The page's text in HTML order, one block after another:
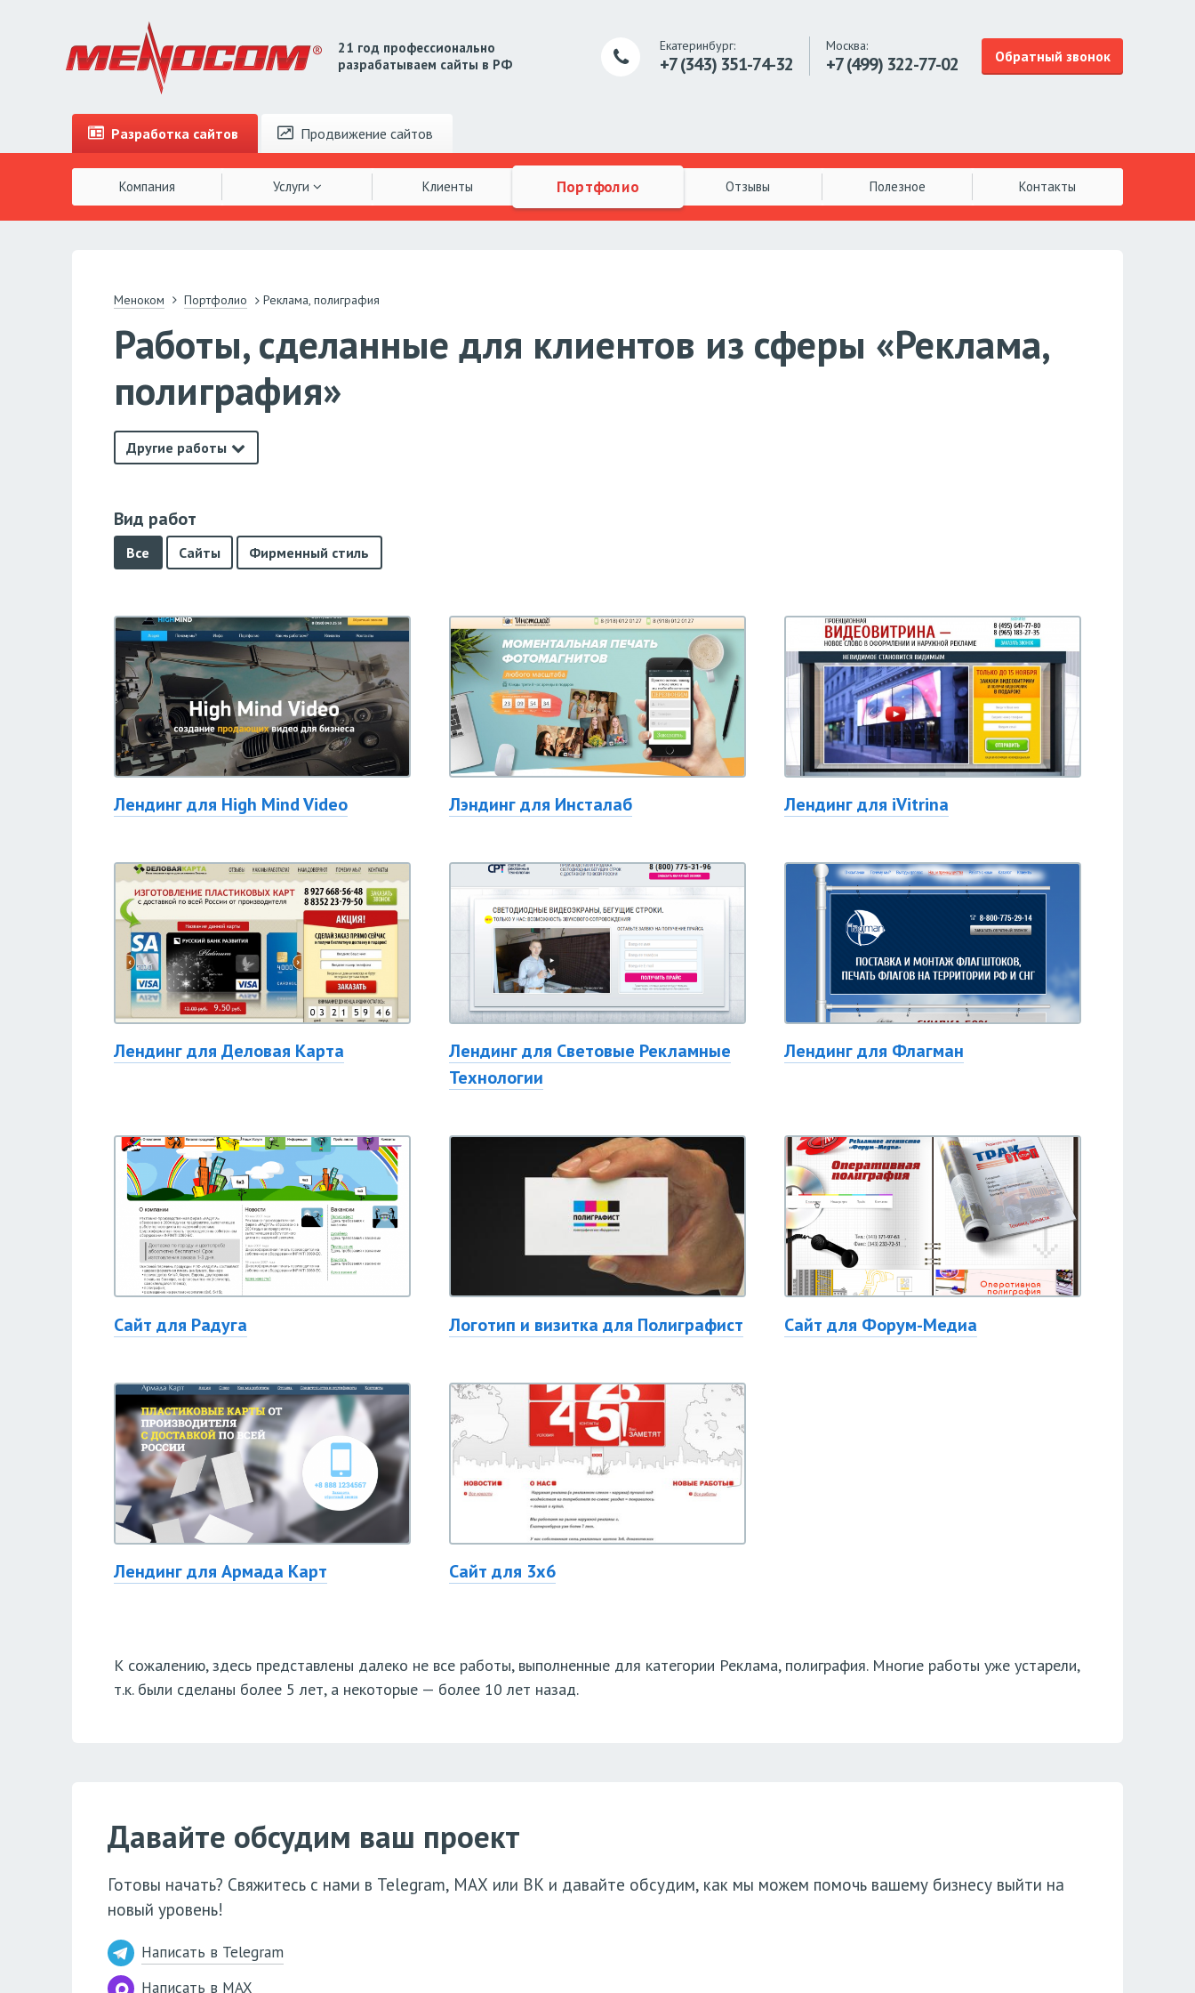
21 год профессионально
разрабатываем сайты в РФ
Екатеринбург:
+7 (343) 351-74-32
Москва:
+7 (499) 322-77-02 Обратный звонок
Разработка сайтов Продвижениесайтов
Компания Услуги Клиенты Портфолио Отзывы Полезное Контакты
Меноком Портфолио Реклама, полиграфия
Работы, сделанные для клиентов из сферы «Реклама,
полиграфия»
Другие работы
Вид работ
Все Сайты Фирменный стиль
Лендинг для High Mind Video Лэндинг для Инсталаб Лендинг для iVitrina
Лендинг для Деловая Карта
Лендинг для Световые Рекламные
Технологии
Лендинг для Флагман
Сайт для Радуга Логотип и визитка для Полиграфист Сайт для Форум-Медиа
Лендинг для Армада Карт Сайт для 3х6
К сожалению, здесь представлены далеко не все работы, выполненные для категории Реклама, полиграфия. Многие работы уже устарели,
т.к. были сделаны более 5 лет, а некоторые — более 10 лет назад.
Давайте обсудим ваш проект
Готовы начать? Свяжитесь с нами в Telegram, МАХ или ВК и давайте обсудим, как мы можем помочь вашему бизнесу выйти на
новый уровень!
Написать в Telegram
Написать в MAX